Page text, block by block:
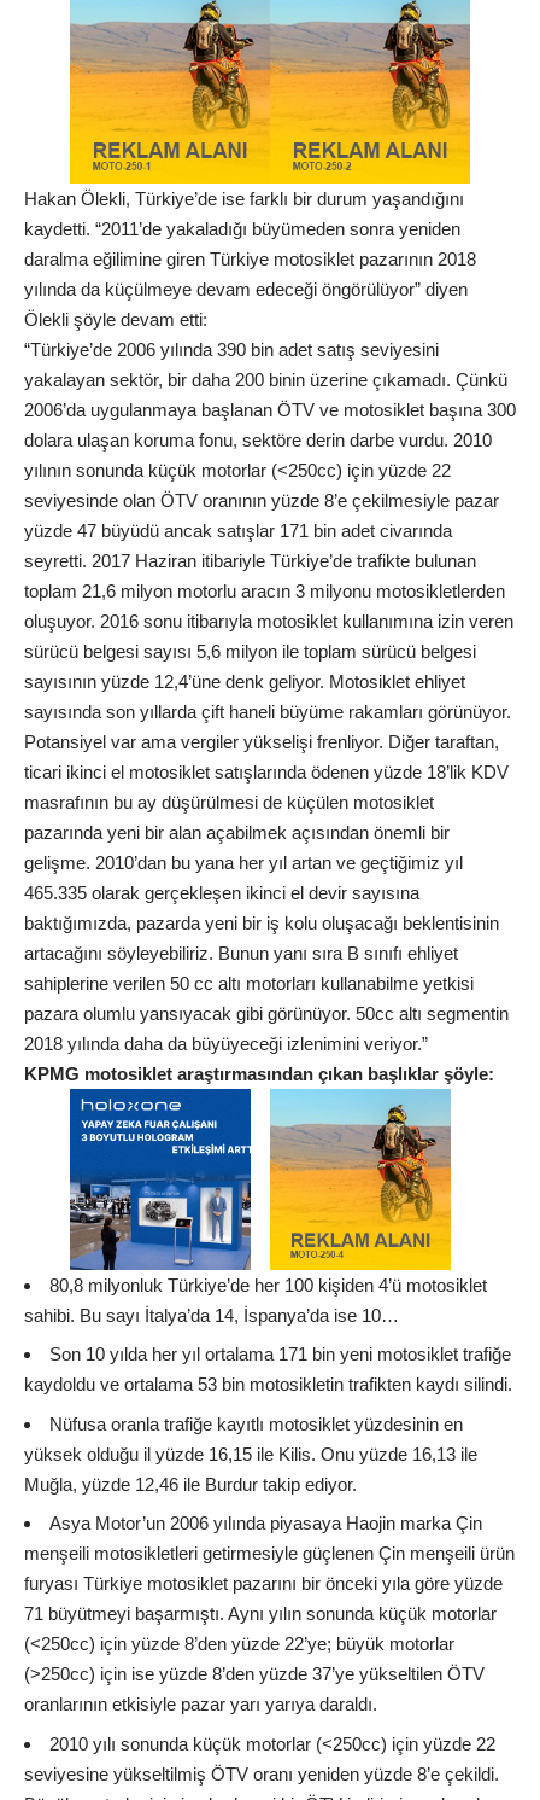
Hakan Ölekli, Türkiye’de ise farklı bir durum yaşandığını
kaydetti. “2011’de yakaladığı büyümeden sonra yeniden
daralma eğilimine giren Türkiye motosiklet pazarının 2018
yılında da küçülmeye devam edeceği öngörülüyor” diyen
Ölekli şöyle devam etti:
“Türkiye’de 2006 yılında 390 bin adet satış seviyesini
yakalayan sektör, bir daha 200 binin üzerine çıkamadı. Çünkü
2006’da uygulanmaya başlanan ÖTV ve motosiklet başına 300
dolara ulaşan koruma fonu, sektöre derin darbe vurdu. 2010
yılının sonunda küçük motorlar (<250cc) için yüzde 22
seviyesinde olan ÖTV oranının yüzde 8’e çekilmesiyle pazar
yüzde 47 büyüdü ancak satışlar 171 bin adet civarında
seyretti. 2017 Haziran itibariyle Türkiye’de trafikte bulunan
toplam 21,6 milyon motorlu aracın 3 milyonu motosikletlerden
oluşuyor. 2016 sonu itibarıyla motosiklet kullanımına izin veren
sürücü belgesi sayısı 5,6 milyon ile toplam sürücü belgesi
sayısının yüzde 12,4’üne denk geliyor. Motosiklet ehliyet
sayısında son yıllarda çift haneli büyüme rakamları görünüyor.
Potansiyel var ama vergiler yükselişi frenliyor. Diğer taraftan,
ticari ikinci el motosiklet satışlarında ödenen yüzde 18’lik KDV
masrafının bu ay düşürülmesi de küçülen motosiklet
pazarında yeni bir alan açabilmek açısından önemli bir
gelişme. 2010’dan bu yana her yıl artan ve geçtiğimiz yıl
465.335 olarak gerçekleşen ikinci el devir sayısına
baktığımızda, pazarda yeni bir iş kolu oluşacağı beklentisinin
artacağını söyleyebiliriz. Bunun yanı sıra B sınıfı ehliyet
sahiplerine verilen 50 cc altı motorları kullanabilme yetkisi
pazara olumlu yansıyacak gibi görünüyor. 50cc altı segmentin
2018 yılında daha da büyüyeceği izlenimini veriyor.”
KPMG motosiklet araştırmasından çıkan başlıklar şöyle:
80,8 milyonluk Türkiye’de her 100 kişiden 4’ü motosiklet
sahibi. Bu sayı İtalya’da 14, İspanya’da ise 10…
Son 10 yılda her yıl ortalama 171 bin yeni motosiklet trafiğe
kaydoldu ve ortalama 53 bin motosikletin trafikten kaydı silindi.
Nüfusa oranla trafiğe kayıtlı motosiklet yüzdesinin en
yüksek olduğu il yüzde 16,15 ile Kilis. Onu yüzde 16,13 ile
Muğla, yüzde 12,46 ile Burdur takip ediyor.
Asya Motor’un 2006 yılında piyasaya Haojin marka Çin
menşeili motosikletleri getirmesiyle güçlenen Çin menşeili ürün
furyası Türkiye motosiklet pazarını bir önceki yıla göre yüzde
71 büyütmeyi başarmıştı. Aynı yılın sonunda küçük motorlar
(<250cc) için yüzde 8’den yüzde 22’ye; büyük motorlar
(>250cc) için ise yüzde 8’den yüzde 37’ye yükseltilen ÖTV
oranlarının etkisiyle pazar yarı yarıya daraldı.
2010 yılı sonunda küçük motorlar (<250cc) için yüzde 22
seviyesine yükseltilmiş ÖTV oranı yeniden yüzde 8’e çekildi.